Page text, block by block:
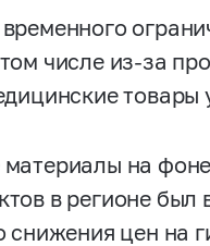
числе из-за
товары
на
в регионе
снижения цен на